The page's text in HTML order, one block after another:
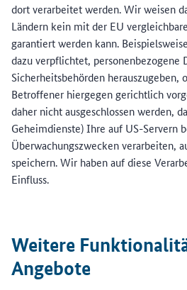
dort verarbeitet werden. Wir weisen
Ländern kein mit der EU
garantiert werden kann.
dazu verpflichtet, personenbezogene
Sicherheitsbehörden herauszugeben,
Betroffener hiergegen gerichtlich
daher nicht ausgeschlossen werden,
Geheimdienste) Ihre auf US-Servern
Überwachungszwecken verarbeiten,
speichern. Wir haben auf diese
Einfluss.
Weitere
Angebote